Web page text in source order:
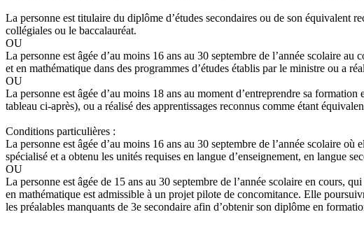
La personne est titulaire du diplôme d’études secondaires ou de son équivalent
collégiales ou le baccalauréat.
OU
La personne est âgée d’au moins 16 ans au 30 septembre de l’année scolaire
et en mathématique dans des programmes d’études établis par le ministre ou a
OU
La personne est âgée d’au moins 18 ans au moment d’entreprendre sa
tableau ci-après), ou a réalisé des apprentissages reconnus comme étant
Conditions particulières :
La personne est âgée d’au moins 16 ans au 30 septembre de l’année scolaire
spécialisé et a obtenu les unités requises en langue d’enseignement, en langue
OU
La personne est âgée de 15 ans au 30 septembre de l’année scolaire en cours,
en mathématique est admissible à un projet pilote de concomitance. Elle
les préalables manquants de 3e secondaire afin d’obtenir son diplôme en